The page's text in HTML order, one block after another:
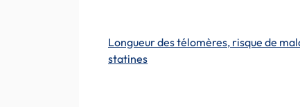
Longueur des télomères, risque de
statines